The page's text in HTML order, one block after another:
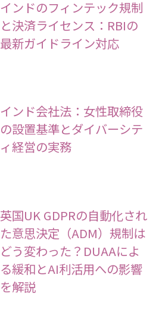
インドのフィンテック規制
と決済ライセンス：RBIの
最新ガイドライン対応
インド会社法：女性取締役
の設置基準とダイバーシテ
ィ経営の実務
英国UK GDPRの自動化され
た意思決定（ADM）規制は
どう変わった？DUAAによ
る緩和とAI利活用への影響
を解説